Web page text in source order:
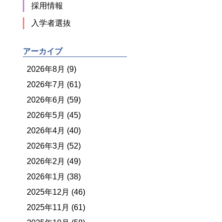
採用情報
入学者選抜
アーカイブ
2026年8月 (9)
2026年7月 (61)
2026年6月 (59)
2026年5月 (45)
2026年4月 (40)
2026年3月 (52)
2026年2月 (49)
2026年1月 (38)
2025年12月 (46)
2025年11月 (61)